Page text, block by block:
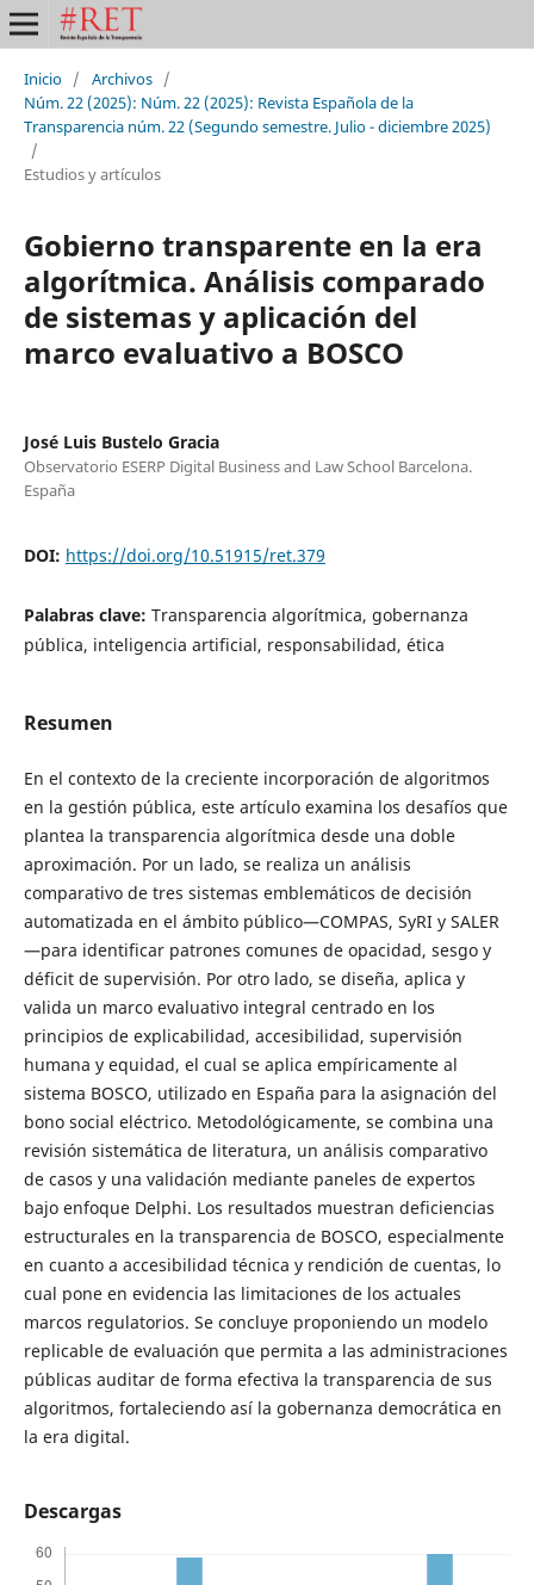
Inicio / Archivos /
Núm. 22 (2025): Núm. 22 (2025): Revista Española de la
Transparencia núm. 22 (Segundo semestre. Julio - diciembre 2025)
/
Estudios y artículos
Gobierno transparente en la era
algorítmica. Análisis comparado
de sistemas y aplicación del
marco evaluativo a BOSCO
José Luis Bustelo Gracia
Observatorio ESERP Digital Business and Law School Barcelona.
España
DOI: https://doi.org/10.51915/ret.379
Palabras clave: Transparencia algorítmica, gobernanza
pública, inteligencia artificial, responsabilidad, ética
Resumen
En el contexto de la creciente incorporación de algoritmos
en la gestión pública, este artículo examina los desafíos que
plantea la transparencia algorítmica desde una doble
aproximación. Por un lado, se realiza un análisis
comparativo de tres sistemas emblemáticos de decisión
automatizada en el ámbito público—COMPAS, SyRI y SALER
—para identificar patrones comunes de opacidad, sesgo y
déficit de supervisión. Por otro lado, se diseña, aplica y
valida un marco evaluativo integral centrado en los
principios de explicabilidad, accesibilidad, supervisión
humana y equidad, el cual se aplica empíricamente al
sistema BOSCO, utilizado en España para la asignación del
bono social eléctrico. Metodológicamente, se combina una
revisión sistemática de literatura, un análisis comparativo
de casos y una validación mediante paneles de expertos
bajo enfoque Delphi. Los resultados muestran deficiencias
estructurales en la transparencia de BOSCO, especialmente
en cuanto a accesibilidad técnica y rendición de cuentas, lo
cual pone en evidencia las limitaciones de los actuales
marcos regulatorios. Se concluye proponiendo un modelo
replicable de evaluación que permita a las administraciones
públicas auditar de forma efectiva la transparencia de sus
algoritmos, fortaleciendo así la gobernanza democrática en
la era digital.
Descargas